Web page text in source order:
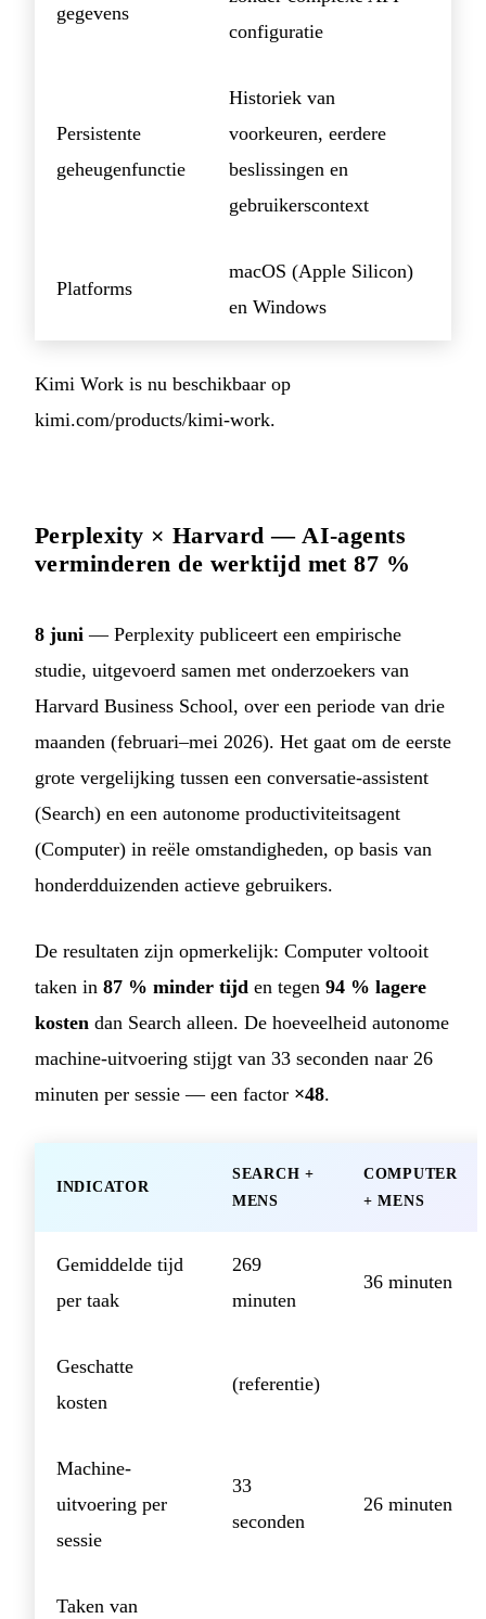
gegevens
configuratie
Persistente
geheugenfunctie
Historiek van
voorkeuren, eerdere
beslissingen en
gebruikerscontext
Platforms
macOS (Apple Silicon)
en Windows
Kimi Work is nu beschikbaar op
kimi.com/products/kimi-work.
Perplexity × Harvard — AI-agents
verminderen de werktijd met 87 %
8 juni — Perplexity publiceert een empirische
studie, uitgevoerd samen met onderzoekers van
Harvard Business School, over een periode van drie
maanden (februari–mei 2026). Het gaat om de eerste
grote vergelijking tussen een conversatie-assistent
(Search) en een autonome productiviteitsagent
(Computer) in reële omstandigheden, op basis van
honderdduizenden actieve gebruikers.
De resultaten zijn opmerkelijk: Computer voltooit
taken in 87 % minder tijd en tegen 94 % lagere
kosten dan Search alleen. De hoeveelheid autonome
machine-uitvoering stijgt van 33 seconden naar 26
minuten per sessie — een factor ×48.
INDICATOR
SEARCH +
MENS
COMPUTER
+ MENS
Gemiddelde tijd
per taak
269
minuten
36 minuten
Geschatte
kosten
(referentie)
Machine-
uitvoering per
sessie
33
seconden
26 minuten
Taken van